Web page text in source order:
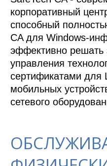
корпоративный
способный
CA для Windows-
эффективно решать
управления
сертификатами для
мобильных